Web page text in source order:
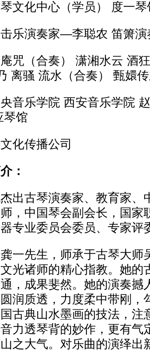
化中心（学员） 度一琴
演奏家—李聪农 笛箫演
（合奏） 潇湘水云 酒狂
离骚 流水（合奏） 甄嬛
乐学院 西安音乐学院 赵
琴馆
传播公司
：
古琴演奏家、教育家、
，中国琴会副会长，国家
专业委员会委员、专家评
先生，师承于古琴大师
光诸师的精心指教。她的
，成果斐然。她的演奏撼
润质透，力度柔中带刚，
古典山水墨画的技法，注
力透琴背的妙作，更有气
之大气。对乐曲的演绎出